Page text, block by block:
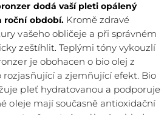
dodá vaší pleti opálený
roční období.Kromě zdravé
vašeho obličeje a při správném
zeštíhlit. Teplými tóny vykouzlí
je obohacen o bio olej z
a zjemňující efekt. Bio
pleť hydratovanou a podporuje
oleje mají současně antioxidační